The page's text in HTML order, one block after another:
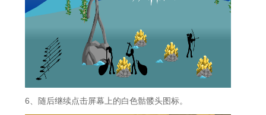
6、随后继续点击屏幕上的白色骷髅头图标。